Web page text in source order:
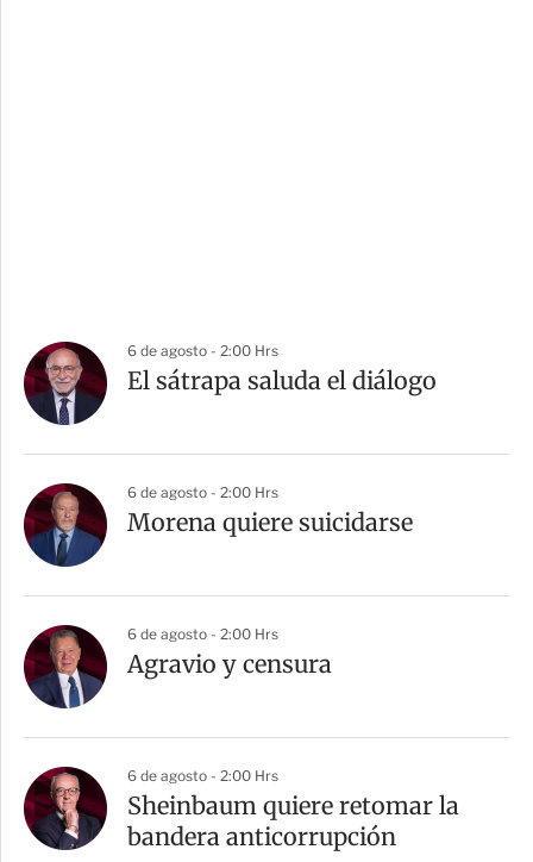
6 de agosto - 2:00 Hrs
El sátrapa saluda el diálogo
6 de agosto - 2:00 Hrs
Morena quiere suicidarse
6 de agosto - 2:00 Hrs
Agravio y censura
6 de agosto - 2:00 Hrs
Sheinbaum quiere retomar la
bandera anticorrupción